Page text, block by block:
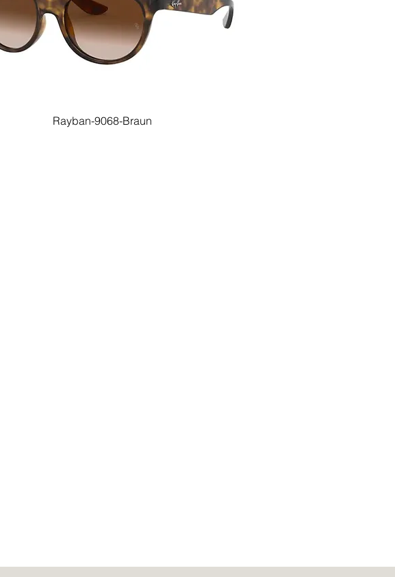
Rayban-9068-Braun